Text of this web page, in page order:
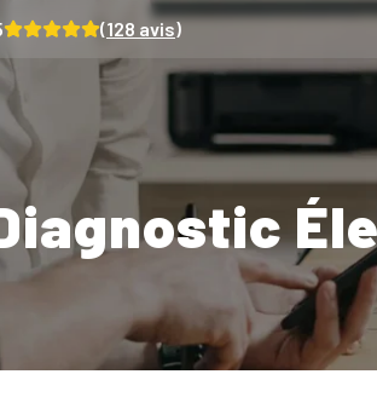
(128 avis)